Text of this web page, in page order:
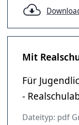
Mit
Für
-
Dateityp: pdf